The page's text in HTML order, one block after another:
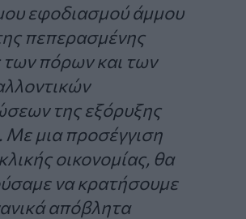
εφοδιασμού άμμου
πεπερασμένης
πόρων και των
της εξόρυξης
Με μια προσέγγιση
οικονομίας, θα
να κρατήσουμε
απόβλητα